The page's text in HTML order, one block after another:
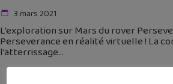
3 mars 2021
L'exploration sur Mars du rover
Perseverance en réalité virtuelle ! La
l’atterrissage